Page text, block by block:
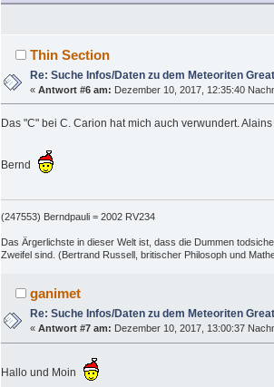
Thin Section
Re: Suche Infos/Daten zu dem Meteoriten
«Antwort #6 am: Dezember 10, 2017, 12:35:40
Das "C" bei C. Carion hat mich auch verwundert.
Bernd
(247553) Berndpauli = 2002 RV234
Das Ärgerlichste in dieser Welt ist, dass die Dummen
Zweifel sind. (Bertrand Russell, britischer Philosoph und
ganimet
Re: Suche Infos/Daten zu dem Meteoriten
«Antwort #7 am: Dezember 10, 2017, 13:00:37
Hallo und Moin